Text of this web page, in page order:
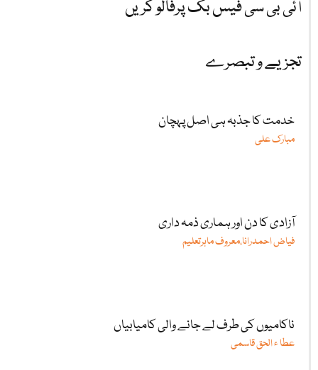
آئی بی سی فیس بک پرفالو کریں
تجزیے و تبصرے
خدمت کا جذبہ ہی اصل پہچان
مبارک علی
آزادی کا دن اور ہماری ذمہ داری
فیاض احمدرانا،معروف ماہرتعلیم
ناکامیوں کی طرف لے جانے والی کامیابیاں
عطا ء الحق قاسمی